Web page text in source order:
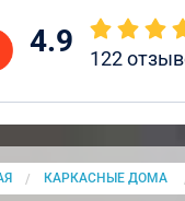
4.9 122
КАРКАСНЫЕ ДОМА